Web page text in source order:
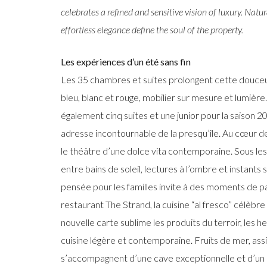
celebrates a refined and sensitive vision of luxury.
effortless elegance define the soul of the property.
Les expériences d’un été sans fin
Les 35 chambres et suites prolongent cette
bleu, blanc et rouge, mobilier sur mesure et
également cinq suites et une junior pour la
adresse incontournable de la presqu’île. Au cœur
le théâtre d’une dolce vita contemporaine. Sous
entre bains de soleil, lectures à l’ombre et instants
pensée pour les familles invite à des moments de
restaurant The Strand, la cuisine “al fresco”
nouvelle carte sublime les produits du terroir, les
cuisine légère et contemporaine. Fruits de mer,
s’accompagnent d’une cave exceptionnelle et